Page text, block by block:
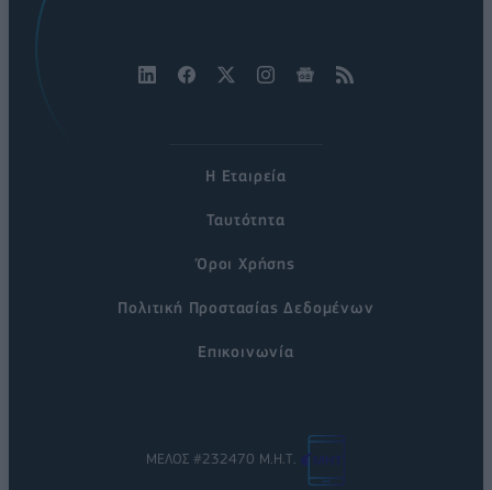
Η Εταιρεία
Ταυτότητα
Όροι Χρήσης
Πολιτική Προστασίας Δεδομένων
Επικοινωνία
ΜΕΛΟΣ #232470 Μ.Η.Τ.